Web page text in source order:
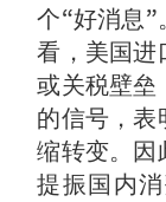
个“好消息
看，美国进
或关税壁垒
的信号，表
缩转变。因
提振国内